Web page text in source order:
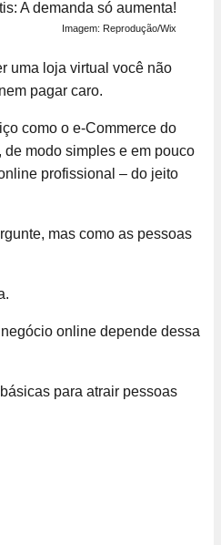
Imagem: Reprodução/Wix
uma loja virtual você não
pagar caro.
como o e-Commerce do
modo simples e em pouco
profissional – do jeito
mas como as pessoas
online depende dessa
para atrair pessoas